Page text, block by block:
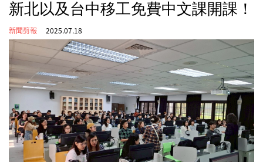
新北以及台中移工免費中文課開課！
新聞剪報 2025.07.18